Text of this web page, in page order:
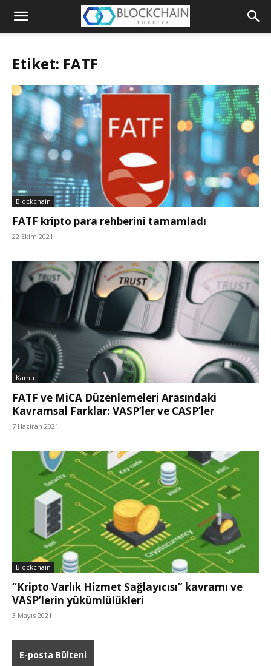
Blockchain
Etiket: FATF
Blockchain
FATF kripto para rehberini tamamladı
22 Ekim 2021
Kamu
FATF ve MiCA Düzenlemeleri Arasındaki
Kavramsal Farklar: VASP’ler ve CASP’ler
7 Haziran 2021
Blockchain
“Kripto Varlık Hizmet Sağlayıcısı” kavramı ve
VASP’lerin yükümlülükleri
3 Mayıs 2021
E-posta Bülteni